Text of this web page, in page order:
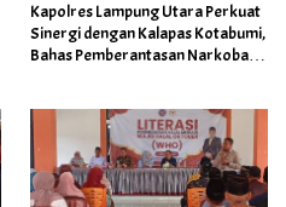
Kapolres Lampung Utara Perkuat
Sinergi dengan Kalapas Kotabumi,
Bahas Pemberantasan Narkoba